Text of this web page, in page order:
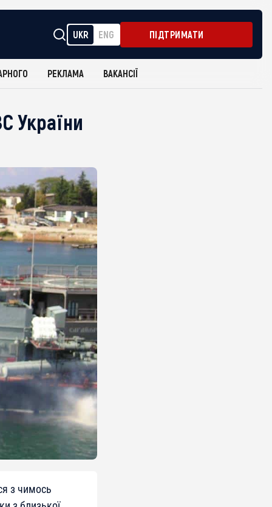
UKR ENG ПІДТРИМАТИ
РЕКЛАМА ВАКАНСІЇ
України
з чимось